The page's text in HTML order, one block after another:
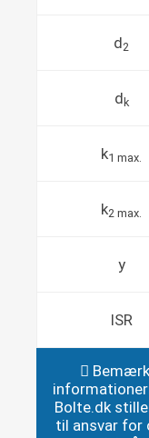
d2
d k
k1 max.
k2 max.
y
ISR
Bolte.dk
til ansvar for